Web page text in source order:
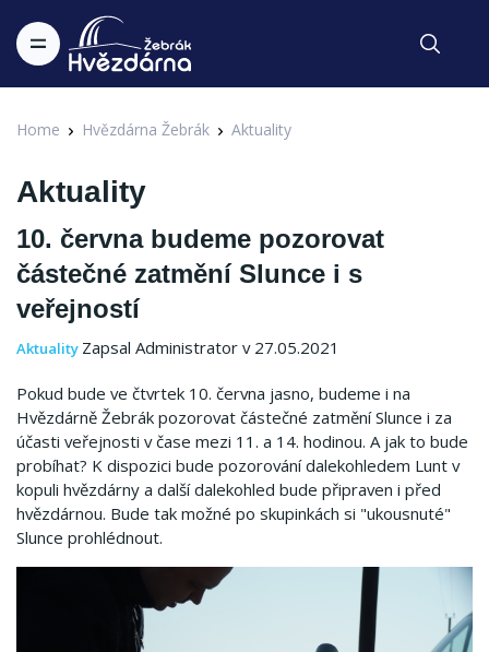
Home Hvězdárna Žebrák Aktuality
Aktuality
10. června budeme pozorovat
částečné zatmění Slunce i s
veřejností
Aktuality Zapsal Administrator v 27.05.2021
Pokud bude ve čtvrtek 10. června jasno, budeme i na
Hvězdárně Žebrák pozorovat částečné zatmění Slunce i za
účasti veřejnosti v čase mezi 11. a 14. hodinou. A jak to bude
probíhat? K dispozici bude pozorování dalekohledem Lunt v
kopuli hvězdárny a další dalekohled bude připraven i před
hvězdárnou. Bude tak možné po skupinkách si "ukousnuté"
Slunce prohlédnout.